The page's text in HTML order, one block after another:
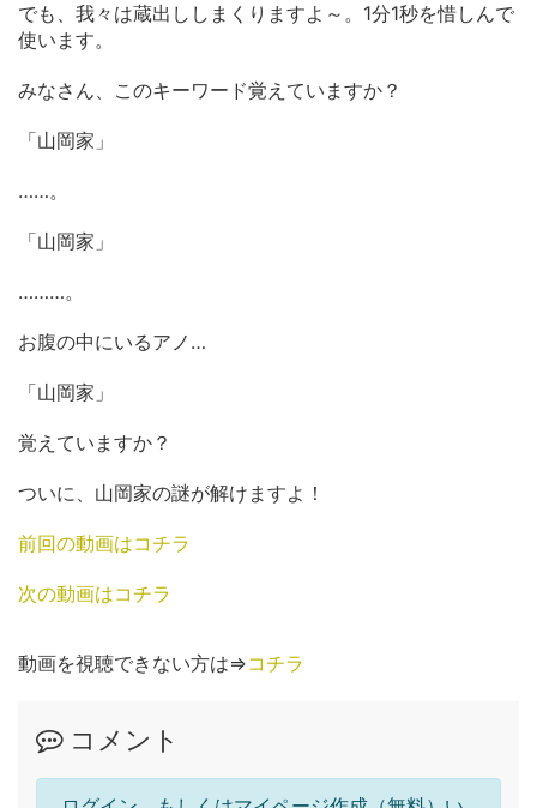
でも、我々は蔵出ししまくりますよ～。1分1秒を惜しんで
使います。
みなさん、このキーワード覚えていますか？
「山岡家」
……。
「山岡家」
………。
お腹の中にいるアノ…
「山岡家」
覚えていますか？
ついに、山岡家の謎が解けますよ！
前回の動画はコチラ
次の動画はコチラ
動画を視聴できない方は⇒コチラ
コメント